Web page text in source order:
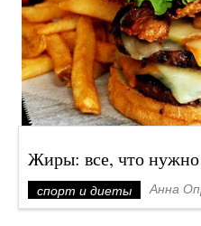
Жиры: все, что нужно
спорт и диеты Анна